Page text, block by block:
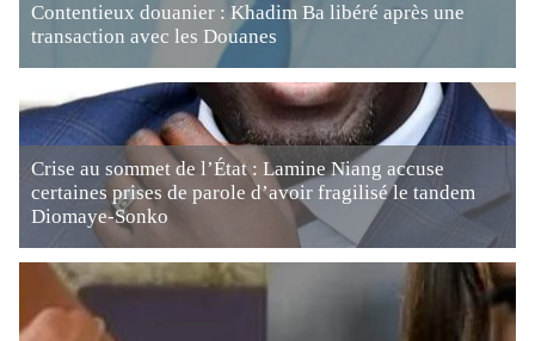
Contentieux douanier : Khadim Ba libéré après une
transaction avec les Douanes
Crise au sommet de l’État : Lamine Niang accuse
certaines prises de parole d’avoir fragilisé le tandem
Diomaye-Sonko